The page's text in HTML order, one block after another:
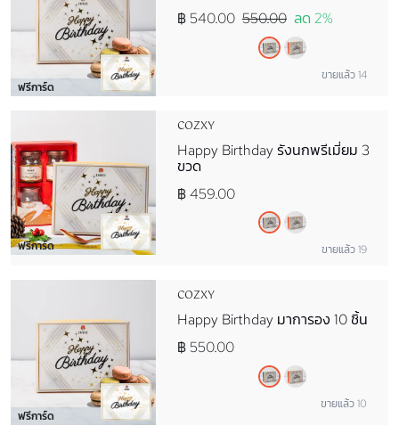
ฟรีการ์ด
฿ 540.00 550.00 ลด 2%
ขายแล้ว 14
ฟรีการ์ด
COZXY
Happy Birthday รังนกพรีเมี่ยม 3
ขวด
฿ 459.00
ขายแล้ว 19
ฟรีการ์ด
COZXY
Happy Birthday มาการอง 10 ชิ้น
฿ 550.00
ขายแล้ว 10